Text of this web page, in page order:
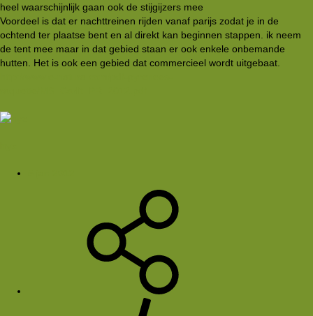
heel waarschijnlijk gaan ook de stijgijzers mee
Voordeel is dat er nachttreinen rijden vanaf parijs zodat je in de
ochtend ter plaatse bent en al direkt kan beginnen stappen. ik neem
de tent mee maar in dat gebied staan er ook enkele onbemande
hutten. Het is ook een gebied dat commercieel wordt uitgebaat.